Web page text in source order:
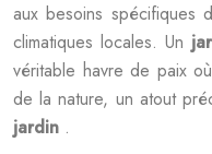
aux besoins spécifiques
climatiques locales. Un
véritable havre de paix
de la nature, un atout
jardin .